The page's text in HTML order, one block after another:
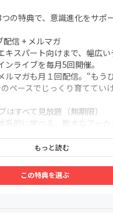
の特典で、意識進化をサポ
信 + メルマガ
キスパート向けまで、幅広
ライブを毎月5回開催。
ルマガも月１回配信。“もう
ペースでじっくり育てていけ
すべて見放題（無期限）
系的に学べる、膨大なアー
の好きなタイミングでアク
コミュニティ
もっと読む
この特典を選ぶ